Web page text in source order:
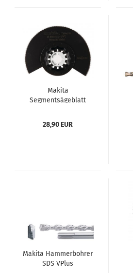
Makita
Segmentsägeblatt
28,90 EUR
Makita Hammerbohrer
SDS VPlus